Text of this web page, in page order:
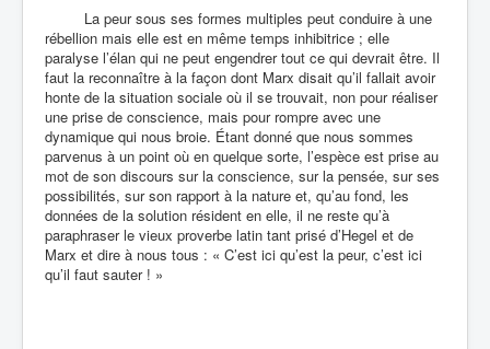
La peur sous ses formes multiples peut conduire à une
rébellion mais elle est en même temps inhibitrice ; elle
paralyse l’élan qui ne peut engendrer tout ce qui devrait être. Il
faut la reconnaître à la façon dont Marx disait qu’il fallait avoir
honte de la situation sociale où il se trouvait, non pour réaliser
une prise de conscience, mais pour rompre avec une
dynamique qui nous broie. Étant donné que nous sommes
parvenus à un point où en quelque sorte, l’espèce est prise au
mot de son discours sur la conscience, sur la pensée, sur ses
possibilités, sur son rapport à la nature et, qu’au fond, les
données de la solution résident en elle, il ne reste qu’à
paraphraser le vieux proverbe latin tant prisé d’Hegel et de
Marx et dire à nous tous : « C’est ici qu’est la peur, c’est ici
qu’il faut sauter ! »